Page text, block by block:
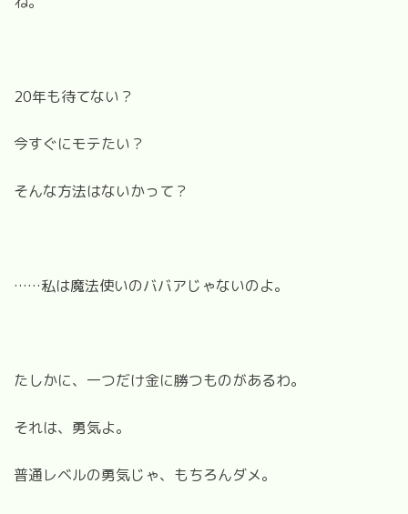
20年も待てない？
今すぐにモテたい？
そんな方法はないかって？
……私は魔法使いのババアじゃないのよ。
たしかに、一つだけ金に勝つものがあるわ。
それは、勇気よ。
普通レベルの勇気じゃ、もちろんダメ。